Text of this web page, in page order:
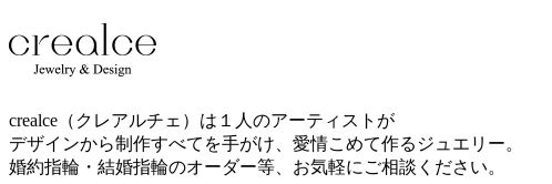
crealce（クレアルチェ）は１人のアーティストが
デザインから制作すべてを手がけ、愛情こめて作るジュエリー。
婚約指輪・結婚指輪のオーダー等、お気軽にご相談ください。